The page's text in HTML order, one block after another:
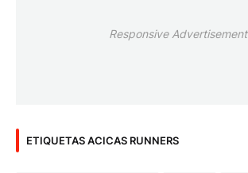
Responsive Advertisement
ETIQUETAS ACICAS RUNNERS